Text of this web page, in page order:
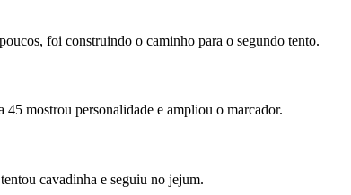
foi construindo o caminho para o segundo tento.
mostrou personalidade e ampliou o marcador.
cavadinha e seguiu no jejum.